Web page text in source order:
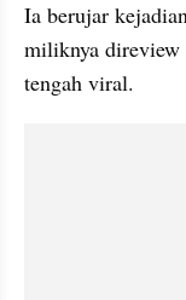
Ia berujar
miliknya direview
tengah viral.